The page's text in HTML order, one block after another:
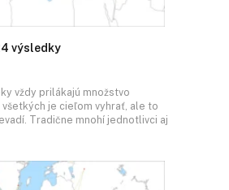
výsledky
vždy prilákajú množstvo
je cieľom vyhrať, ale to
Tradične mnohí jednotlivci aj